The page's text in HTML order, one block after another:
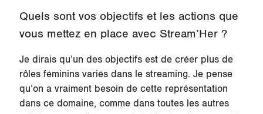
Quels sont vos objectifs et les actions que
vous mettez en place avec Stream’Her ?
Je dirais qu’un des objectifs est de créer plus de
rôles féminins variés dans le streaming. Je pense
qu’on a vraiment besoin de cette représentation
dans ce domaine, comme dans toutes les autres